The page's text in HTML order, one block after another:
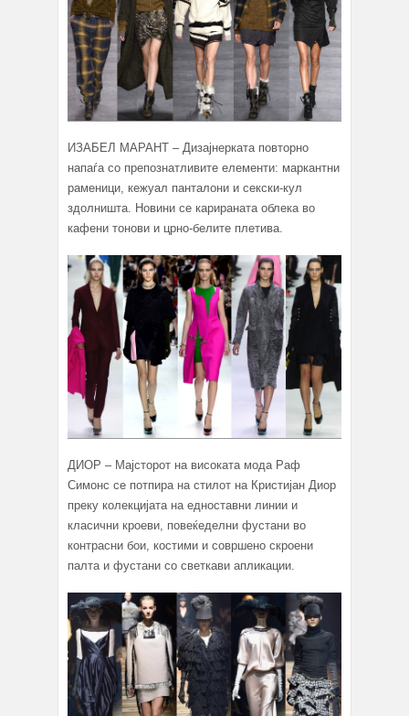
ИЗАБЕЛ МАРАНТ – Дизајнерката повторно
напаѓа со препознатливите елементи: маркантни
раменици, кежуал панталони и секски-кул
здолништа. Новини се карираната облека во
кафени тонови и црно-белите плетива.
ДИОР – Мајсторот на високата мода Раф
Симонс се потпира на стилот на Кристијан Диор
преку колекцијата на едноставни линии и
класични кроеви, повеќеделни фустани во
контрасни бои, костими и совршено скроени
палта и фустани со светкави апликации.